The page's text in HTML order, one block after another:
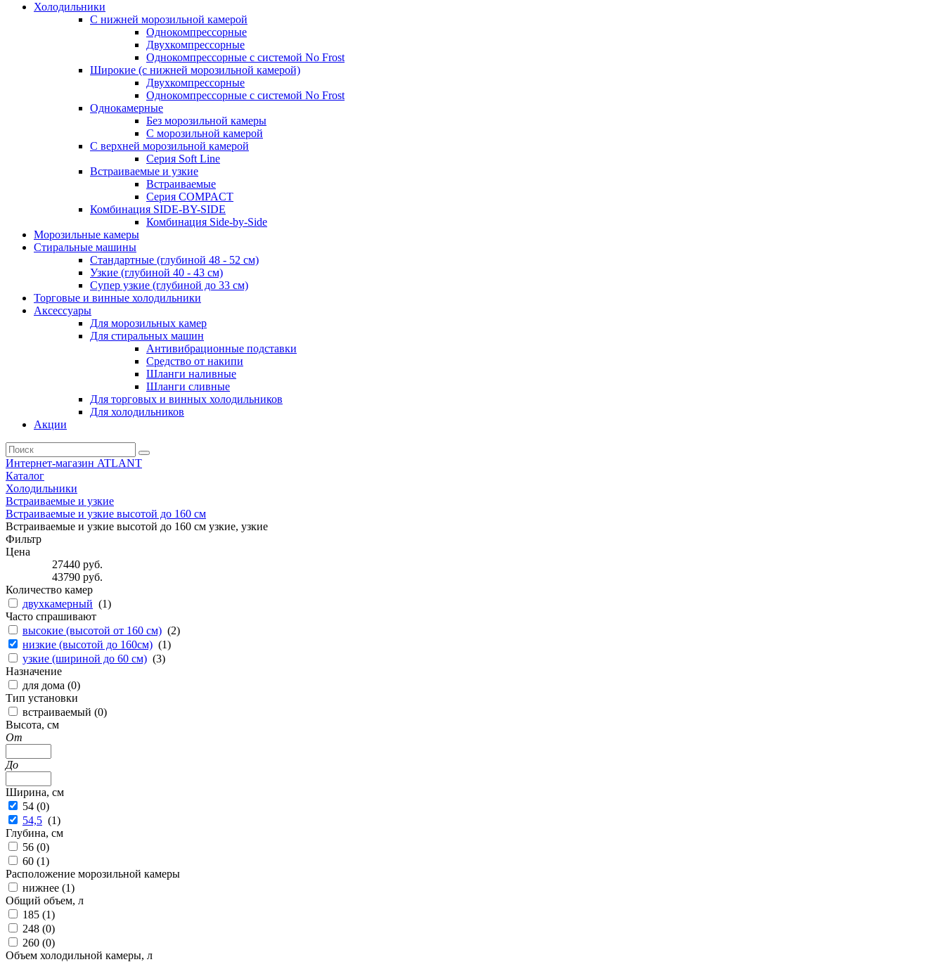
Холодильники
С нижней морозильной камерой
Однокомпрессорные
Двухкомпрессорные
Однокомпрессорные с системой No Frost
Широкие (с нижней морозильной камерой)
Двухкомпрессорные
Однокомпрессорные с системой No Frost
Однокамерные
Без морозильной камеры
С морозильной камерой
С верхней морозильной камерой
Серия Soft Line
Встраиваемые и узкие
Встраиваемые
Серия СOMPACT
Комбинация SIDE-BY-SIDE
Комбинация Side-by-Side
Морозильные камеры
Стиральные машины
Стандартные (глубиной 48 - 52 см)
Узкие (глубиной 40 - 43 см)
Супер узкие (глубиной до 33 см)
Торговые и винные холодильники
Аксессуары
Для морозильных камер
Для стиральных машин
Антивибрационные подставки
Средство от накипи
Шланги наливные
Шланги сливные
Для торговых и винных холодильников
Для холодильников
Акции
Интернет-магазин ATLANT
Каталог
Холодильники
Встраиваемые и узкие
Встраиваемые и узкие высотой до 160 см
Встраиваемые и узкие высотой до 160 см узкие, узкие
Фильтр
Цена
27440 руб.
43790 руб.
Количество камер
двухкамерный (1)
Часто спрашивают
высокие (высотой от 160 см) (2)
низкие (высотой до 160см) (1)
узкие (шириной до 60 см) (3)
Назначение
для дома (0)
Тип установки
встраиваемый (0)
Высота, см
От
До
Ширина, см
54 (0)
54,5 (1)
Глубина, см
56 (0)
60 (1)
Расположение морозильной камеры
нижнее (1)
Общий объем, л
185 (1)
248 (0)
260 (0)
Объем холодильной камеры, л